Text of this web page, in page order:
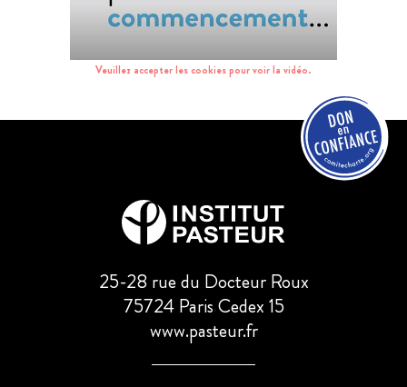
Veuillez accepter les cookies pour voir la vidéo.
25-28 rue du Docteur Roux
75724 Paris Cedex 15
www.pasteur.fr